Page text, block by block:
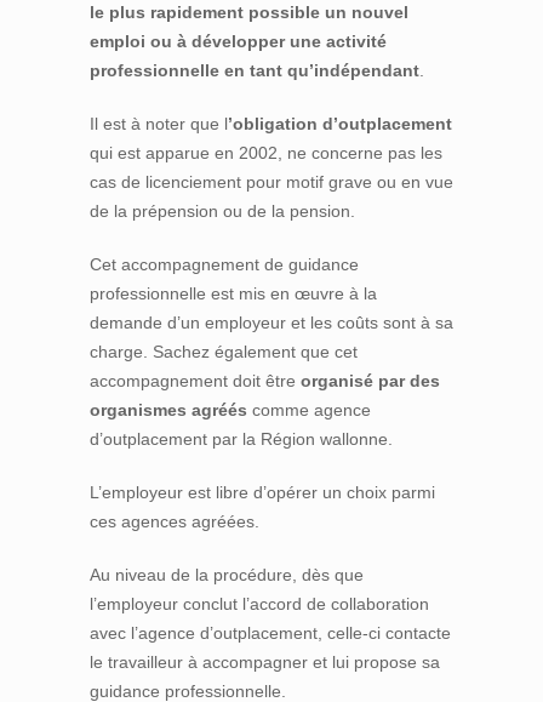
le plus rapidement possible un nouvel
emploi ou à développer une activité
professionnelle en tant qu’indépendant
Il est à noter que l’obligation d’outplacement
qui est apparue en 2002, ne concerne pas les
cas de licenciement pour motif grave ou en vue
de la prépension ou de la pension.
Cet accompagnement de guidance
professionnelle est mis en œuvre à la
demande d’un employeur et les coûts sont à sa
charge. Sachez également que cet
accompagnement doit être organisé par des
organismes agréés comme agence
d’outplacement par la Région wallonne.
L’employeur est libre d’opérer un choix parmi
ces agences agréées.
Au niveau de la procédure, dès que
l’employeur conclut l’accord de collaboration
avec l’agence d’outplacement, celle-ci contacte
le travailleur à accompagner et lui propose sa
guidance professionnelle.